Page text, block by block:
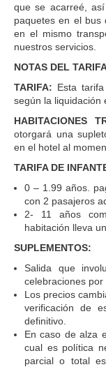
que se acarreé,
paquetes en el bus
en el mismo
nuestros servicios.
NOTAS DEL
TARIFA: Esta
según la liquidación
HABITACIONES
otorgará una
en el hotel al
TARIFA DE
0 – 1.99 años.
con 2 pasajeros
2- 11 años
habitación lleva
SUPLEMENTOS:
Salida que
celebraciones por
Los precios
verificación de
definitivo.
En caso de alza
cual es política
parcial o total